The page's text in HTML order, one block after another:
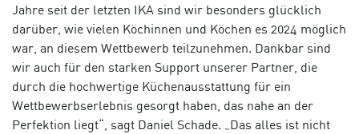
Jahre seit der letzten IKA sind wir besonders glücklich
darüber, wie vielen Köchinnen und Köchen es 2024 möglich
war, an diesem Wettbewerb teilzunehmen. Dankbar sind
wir auch für den starken Support unserer Partner, die
durch die hochwertige Küchenausstattung für ein
Wettbewerbserlebnis gesorgt haben, das nahe an der
Perfektion liegt“, sagt Daniel Schade. „Das alles ist nicht